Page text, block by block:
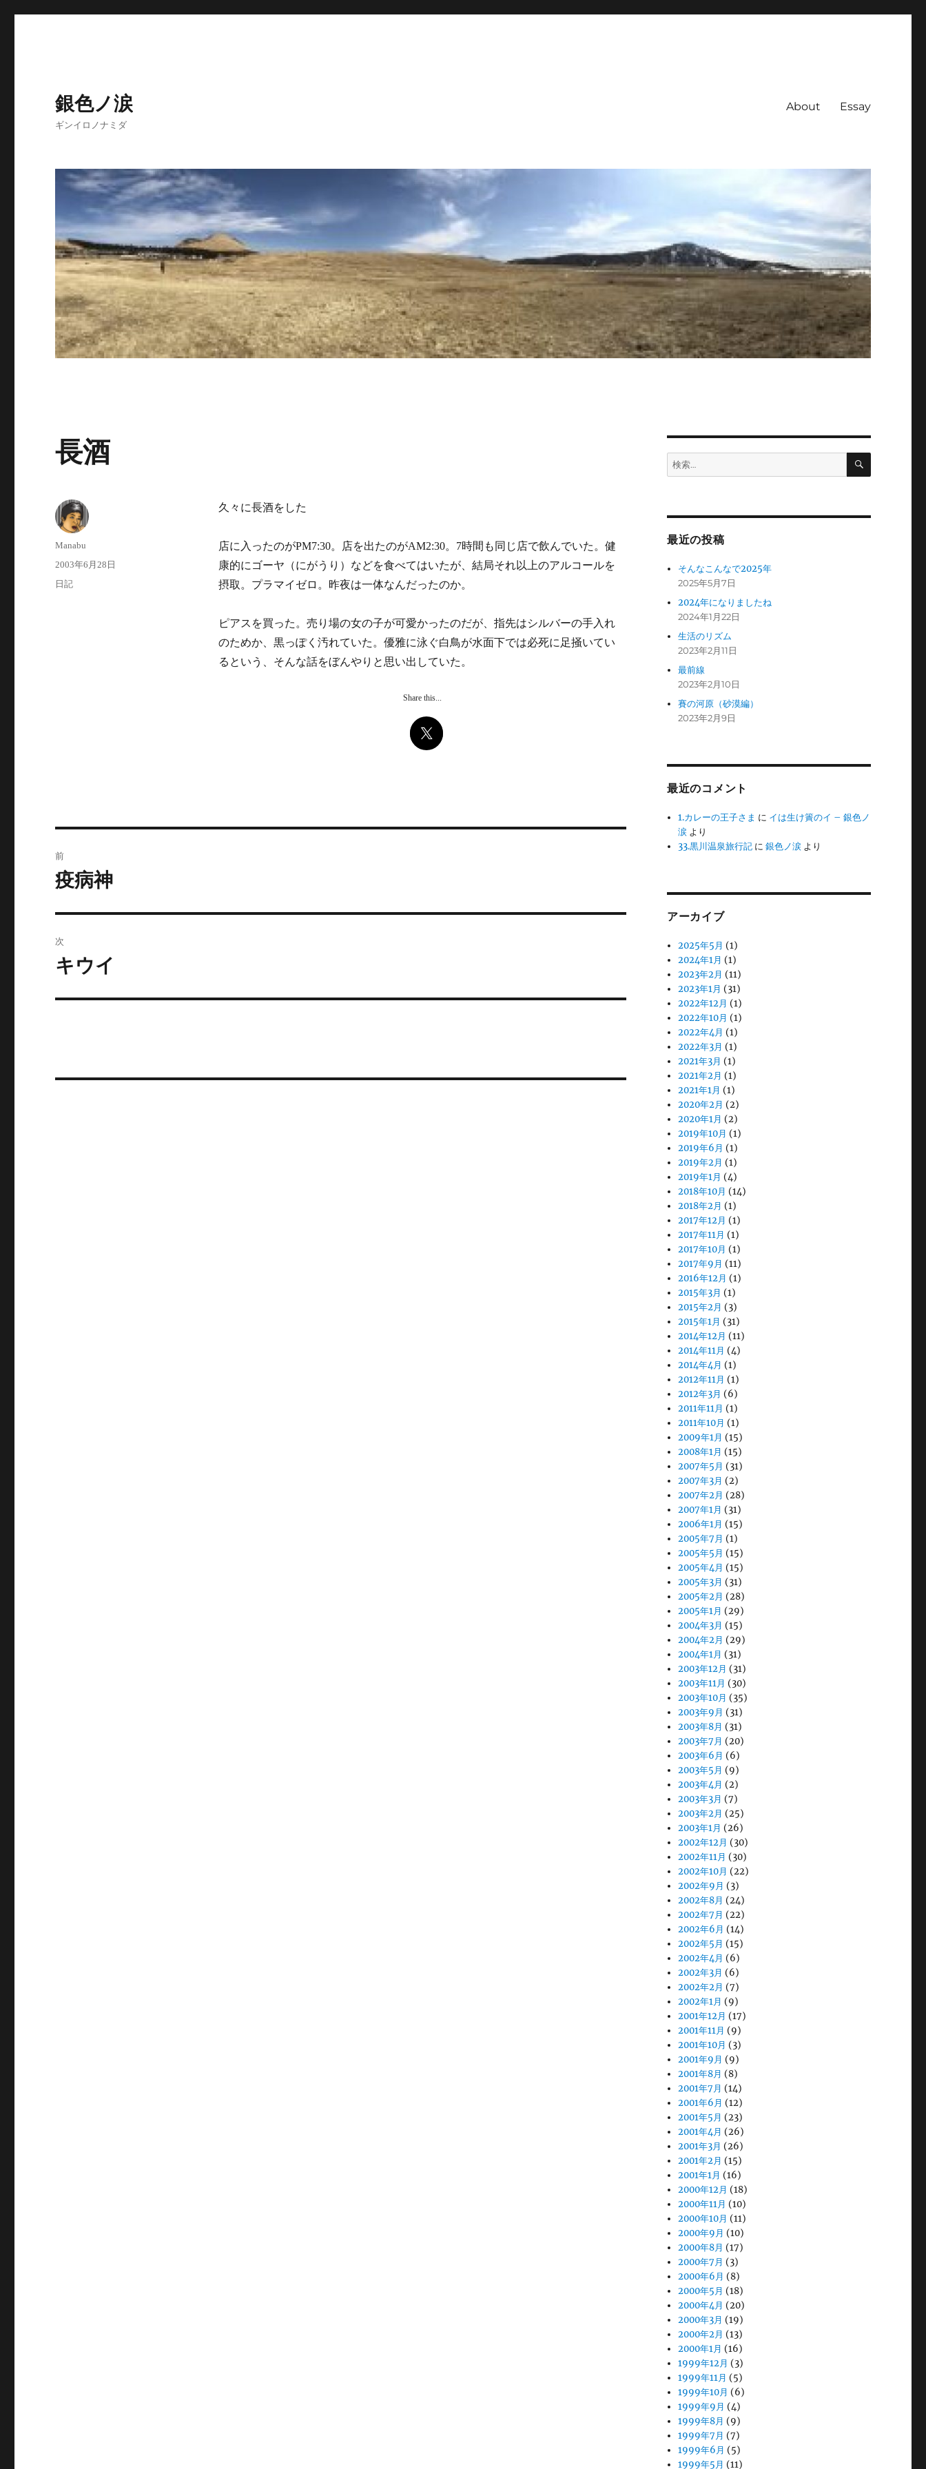
銀色ノ涙
ギンイロノナミダ
About Essay
長酒
久々に長酒をした
店に入ったのがPM7:30。店を出たのがAM2:30。7時間も同じ店で飲んでいた。健
康的にゴーヤ（にがうり）などを食べてはいたが、結局それ以上のアルコールを
摂取。プラマイゼロ。昨夜は一体なんだったのか。
ピアスを買った。売り場の女の子が可愛かったのだが、指先はシルバーの手入れ
のためか、黒っぽく汚れていた。優雅に泳ぐ白鳥が水面下では必死に足掻いてい
るという、そんな話をぼんやりと思い出していた。
Share this...
投
稿
Manabu
投
稿
2003年6月28日
カ
日記
稿
ゲ
ン
前
前
投
稿:
疫病神
次
次
投
キウイ
検
索:
検
最近の投稿
そんなこんなで2025年
2025年5月7日
2024年になりましたね
2024年1月22日
生活のリズム
2023年2月11日
最前線
2023年2月10日
賽の河原（砂漠編）
2023年2月9日
最近のコメント
1.カレーの王子さま に イは生け簀のイ – 銀色ノ
涙 より
33.黒川温泉旅行記 に銀色ノ涙 より
アーカイブ
2025年5月 (1)
2024年1月 (1)
2023年2月 (11)
2023年1月 (31)
2022年12月 (1)
2022年10月 (1)
2022年4月 (1)
2022年3月 (1)
2021年3月 (1)
2021年2月 (1)
2021年1月 (1)
2020年2月 (2)
2020年1月 (2)
2019年10月 (1)
2019年6月 (1)
2019年2月 (1)
2019年1月 (4)
2018年10月 (14)
2018年2月 (1)
2017年12月 (1)
2017年11月 (1)
2017年10月 (1)
2017年9月 (11)
2016年12月 (1)
2015年3月 (1)
2015年2月 (3)
2015年1月 (31)
2014年12月 (11)
2014年11月 (4)
2014年4月 (1)
2012年11月 (1)
2012年3月 (6)
2011年11月 (1)
2011年10月 (1)
2009年1月 (15)
2008年1月 (15)
2007年5月 (31)
2007年3月 (2)
2007年2月 (28)
2007年1月 (31)
2006年1月 (15)
2005年7月 (1)
2005年5月 (15)
2005年4月 (15)
2005年3月 (31)
2005年2月 (28)
2005年1月 (29)
2004年3月 (15)
2004年2月 (29)
2004年1月 (31)
2003年12月 (31)
2003年11月 (30)
2003年10月 (35)
2003年9月 (31)
2003年8月 (31)
2003年7月 (20)
2003年6月 (6)
2003年5月 (9)
2003年4月 (2)
2003年3月 (7)
2003年2月 (25)
2003年1月 (26)
2002年12月 (30)
2002年11月 (30)
2002年10月 (22)
2002年9月 (3)
2002年8月 (24)
2002年7月 (22)
2002年6月 (14)
2002年5月 (15)
2002年4月 (6)
2002年3月 (6)
2002年2月 (7)
2002年1月 (9)
2001年12月 (17)
2001年11月 (9)
2001年10月 (3)
2001年9月 (9)
2001年8月 (8)
2001年7月 (14)
2001年6月 (12)
2001年5月 (23)
2001年4月 (26)
2001年3月 (26)
2001年2月 (15)
2001年1月 (16)
2000年12月 (18)
2000年11月 (10)
2000年10月 (11)
2000年9月 (10)
2000年8月 (17)
2000年7月 (3)
2000年6月 (8)
2000年5月 (18)
2000年4月 (20)
2000年3月 (19)
2000年2月 (13)
2000年1月 (16)
1999年12月 (3)
1999年11月 (5)
1999年10月 (6)
1999年9月 (4)
1999年8月 (9)
1999年7月 (7)
1999年6月 (5)
1999年5月 (11)